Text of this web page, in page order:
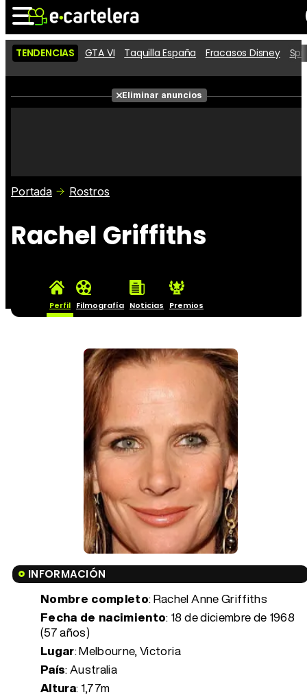
Noticias Cartelera
Películas
Críticas
TENDENCIAS GTA VI Taquilla España Fracasos Disney
Eliminar anuncios
Portada Rostros
Rachel Griffiths
Perfil Filmografía Noticias Premios
INFORMACIÓN
Nombre completo: Rachel Anne Griffiths
Fecha de nacimiento: 18 de diciembre de 1968
(57 años)
Lugar: Melbourne, Victoria
País: Australia
Altura: 1,77m